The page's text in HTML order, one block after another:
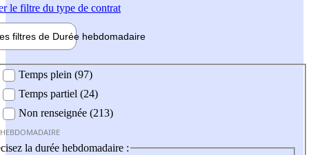
le filtre du type de contrat
filtres de Durée hebdomadaire
Temps plein (97)
Temps partiel (24)
Non renseignée (213)
la durée hebdomadaire :